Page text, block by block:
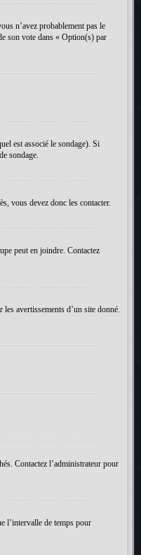
n’avez probablement pas le
son vote dans « Option(s) par
est associé le sondage). Si
sondage.
vous devez donc les contacter.
peut en joindre. Contactez
avertissements d’un site donné.
Contactez l’administrateur pour
l’intervalle de temps pour